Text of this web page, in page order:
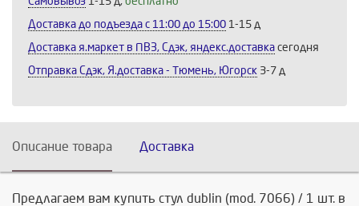
Доставка до подъезда c 11:00 до 15:00 1-15 д
Доставка я.маркет в ПВЗ, Сдэк, яндекс.доставка сегодня
Отправка Сдэк, Я.доставка - Тюмень, Югорск 3-7 д
Описание товара Доставка
Предлагаем вам купить стул dublin (mod. 7066) / 1 шт. в